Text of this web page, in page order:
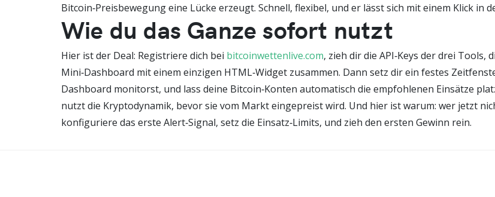
Bitcoin‑Preisbewegung eine Lücke erzeugt. Schnell, flexibel, und er lässt sich mit einem Klick in
Wie du das Ganze sofort nutzt
Hier ist der Deal: Registriere dich bei bitcoinwettenlive.com, zieh dir die API‑Keys der drei
Mini‑Dashboard mit einem einzigen HTML‑Widget zusammen. Dann setz dir ein festes
Dashboard monitorst, und lass deine Bitcoin‑Konten automatisch die empfohlenen Einsätze
nutzt die Kryptodynamik, bevor sie vom Markt eingepreist wird. Und hier ist warum: wer jetzt
konfiguriere das erste Alert‑Signal, setz die Einsatz‑Limits, und zieh den ersten Gewinn rein.